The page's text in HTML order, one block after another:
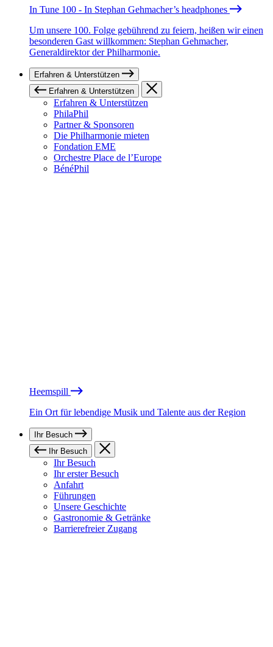
In Tune 100 - In Stephan Gehmacher’s headphones
Um unsere 100. Folge gebührend zu feiern, heißen wir einen
besonderen Gast willkommen: Stephan Gehmacher,
Generaldirektor der Philharmonie.
Erfahren & Unterstützen
Erfahren & Unterstützen
Erfahren & Unterstützen
PhilaPhil
Partner & Sponsoren
Die Philharmonie mieten
Fondation EME
Orchestre Place de l’Europe
BénéPhil
Heemspill
Ein Ort für lebendige Musik und Talente aus der Region
Ihr Besuch
Ihr Besuch
Ihr Besuch
Ihr erster Besuch
Anfahrt
Führungen
Unsere Geschichte
Gastronomie & Getränke
Barrierefreier Zugang